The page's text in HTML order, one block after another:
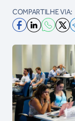
COMPARTILHE VIA: